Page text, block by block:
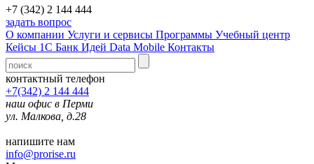
+7 (342) 2 144 444
задать вопрос
О компании Услуги и сервисы Программы Учебный центр
Кейсы 1С Банк Идей Data Mobile Контакты
контактный телефон
+7(342) 2 144 444
наш офис в Перми
ул. Малкова, д.28
напишите нам
info@prorise.ru